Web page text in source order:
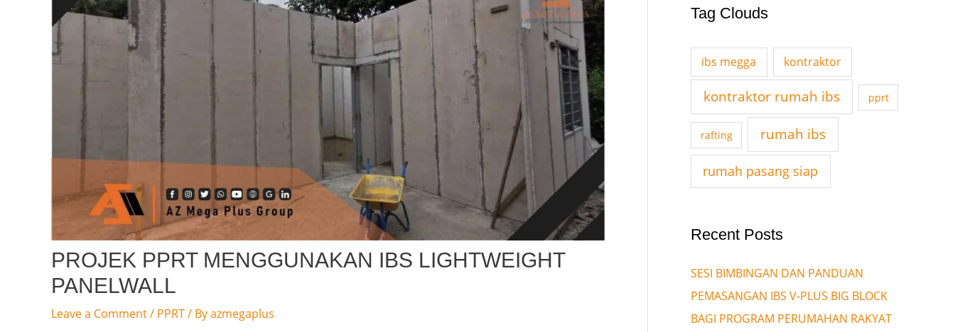
PROJEK PPRT MENGGUNAKAN IBS LIGHTWEIGHT
PANELWALL
Leave a Comment/ PPRT/ Byazmegaplus
r
o
:
Tag Clouds
ibs megga kontraktor
kontraktor rumah ibs pprt
rafting rumah ibs
rumah pasang siap
Recent Posts
SESI BIMBINGAN DAN PANDUAN
PEMASANGAN IBS V-PLUS BIG BLOCK
BAGI PROGRAM PERUMAHAN RAKYAT
h
e